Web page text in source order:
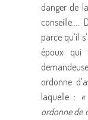
danger de
conseille…..
parce qu’il
époux qui
ordonne
laquelle :
ordonne de